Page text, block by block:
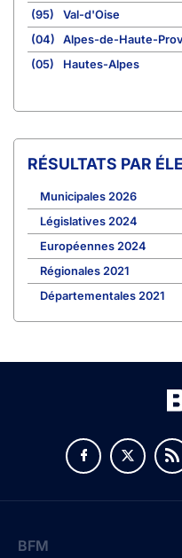
(95)
Val-d'Oise
(04)
Alpes-de-Haute-
(05)
Hautes-Alpes
RÉSULTATS PAR
Municipales 2026
Législatives 2024
Européennes 2024
Régionales 2021
Départementales 2021
BFM